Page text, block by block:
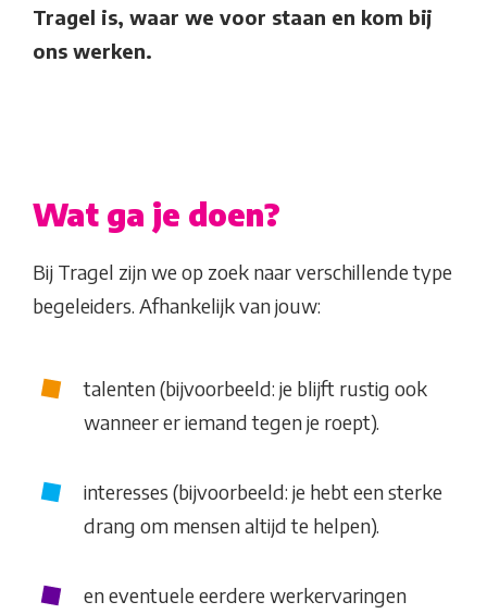
Tragel is, waar we voor staan en kom bij
ons werken.
Wat ga je doen?
Bij Tragel zijn we op zoek naar verschillende type
begeleiders. Afhankelijk van jouw:
talenten (bijvoorbeeld: je blijft rustig ook
wanneer er iemand tegen je roept).
interesses (bijvoorbeeld: je hebt een sterke
drang om mensen altijd te helpen).
en eventuele eerdere werkervaringen